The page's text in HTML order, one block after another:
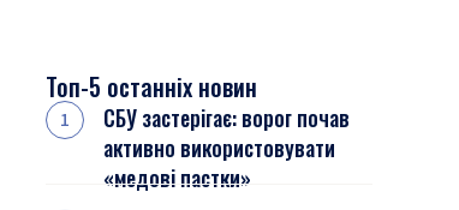
Топ-5 останніх новин
СБУ застерігає: ворог почав
активно використовувати
«медові пастки»